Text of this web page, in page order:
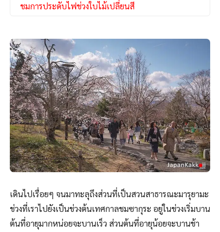
ชมการประดับไฟช่วงใบไม้เปลี่ยนสี
เดินไปเรื่อยๆ จนมาทะลุถึงส่วนที่เป็นสวนสาธารณะมารุยามะ
ช่วงที่เราไปยังเป็นช่วงต้นเทศกาลชมซากุระ อยู่ในช่วงเริ่มบาน
ต้นที่อายุมากหน่อยจะบานเร็ว ส่วนต้นที่อายุน้อยจะบานช้า